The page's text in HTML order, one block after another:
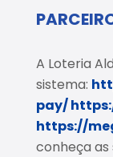
A Loteria
sistema:
pay/
https://
conheça as